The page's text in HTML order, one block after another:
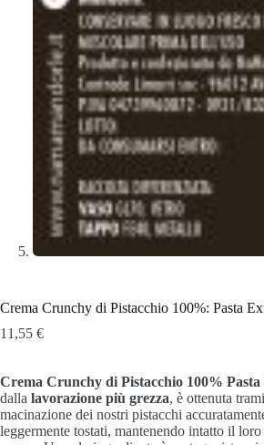
Crema Crunchy di Pistacchio 100%: Pasta
11,55 €
Crema Crunchy di Pistacchio 100%
dalla lavorazione più grezza, è ottenuta
macinazione dei nostri pistacchi
leggermente tostati, mantenendo intatto il loro